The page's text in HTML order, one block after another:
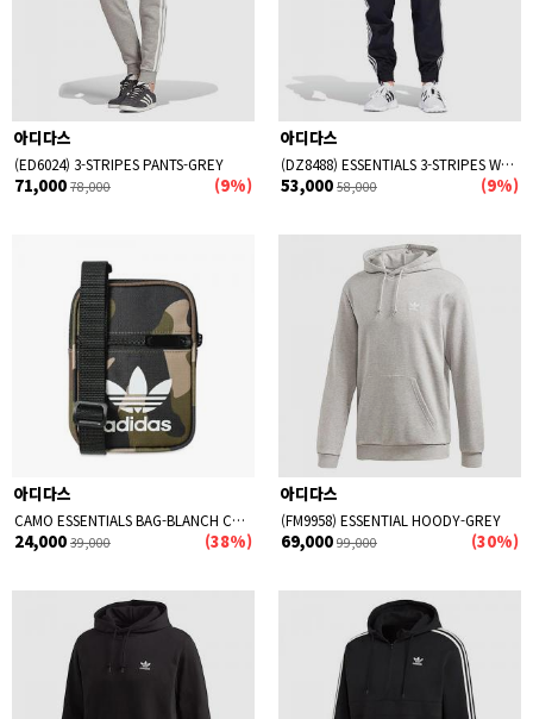
아디다스
(ED6024) 3-STRIPES PANTS-GREY
71,000 78,000 (9%)
아디다스
(DZ8488) ESSENTIALS 3-STRIPES WOVEN JOGGERS-BLACK
53,000 58,000 (9%)
아디다스
CAMO ESSENTIALS BAG-BLANCH CARGO
24,000 39,000 (38%)
아디다스
(FM9958) ESSENTIAL HOODY-GREY
69,000 99,000 (30%)